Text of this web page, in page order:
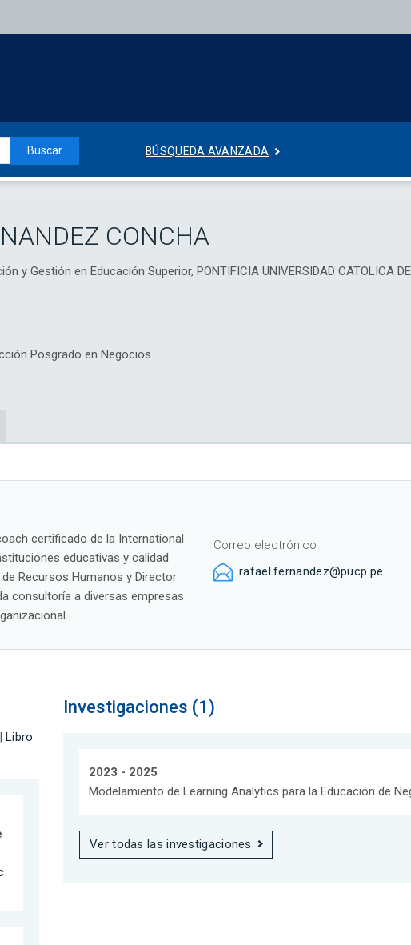
Buscar BÚSQUEDA AVANZADA
CONCHA
Gestión en Educación Superior, PONTIFICIA UNIVERSIDAD CATOLICA
Posgrado en Negocios
certificado de la International
educativas y calidad
Recursos Humanos y Director
consultoría a diversas empresas
Correo electrónico
rafael.fernandez@pucp.pe
Libro
Investigaciones (1)
2023 - 2025
Modelamiento de Learning Analytics para la Educación de
Ver todas las investigaciones